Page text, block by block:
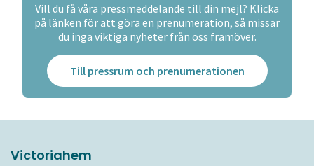
Vill du få våra pressmeddelande till din mejl? Klicka
på länken för att göra en prenumeration, så missar
du inga viktiga nyheter från oss framöver.
Till pressrum och prenumerationen
Victoriahem